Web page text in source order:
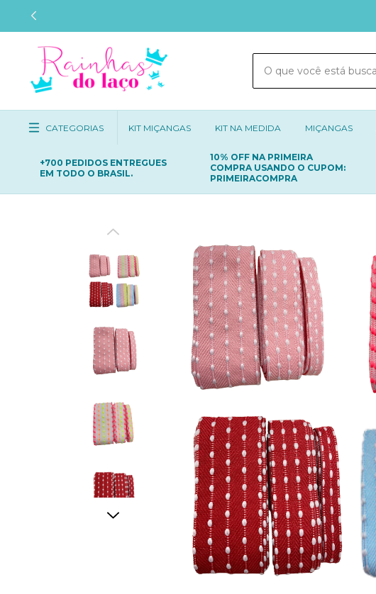
CATEGORIAS KIT MIÇANGAS KIT NA MEDIDA MIÇANGAS
+700 PEDIDOS ENTREGUES
EM TODO O BRASIL.
10% OFF NA PRIMEIRA
COMPRA USANDO O CUPOM:
PRIMEIRACOMPRA